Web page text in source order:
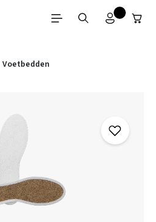
Voetbedden